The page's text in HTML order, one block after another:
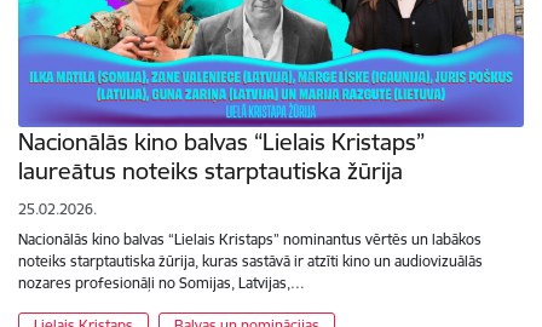
Nacionālās kino balvas “Lielais Kristaps”
laureātus noteiks starptautiska žūrija
25.02.2026.
Nacionālās kino balvas “Lielais Kristaps” nominantus vērtēs un labākos
noteiks starptautiska žūrija, kuras sastāvā ir atzīti kino un audiovizuālās
nozares profesionāļi no Somijas, Latvijas,…